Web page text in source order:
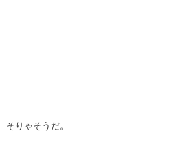
そりゃそうだ。